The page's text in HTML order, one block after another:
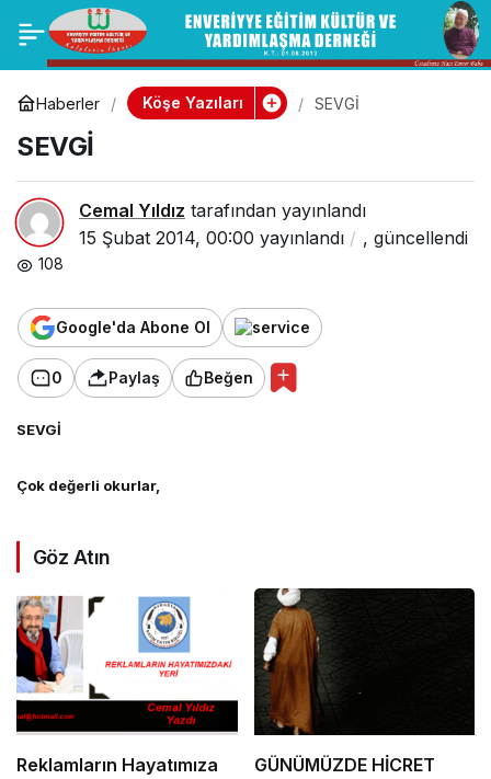
Haberler Köşe Yazıları SEVGİ
SEVGİ
Cemal Yıldız tarafından yayınlandı
15 Şubat 2014, 00:00 yayınlandı , güncellendi
108
Google'da Abone Ol
0 Paylaş Beğen
SEVGİ
Çok değerli okurlar,
Göz Atın
Reklamların Hayatımıza
GÜNÜMÜZDE HİCRET
BÖBREK TAŞI
DÜŞÜRMEK, BÖBREK
TAŞI TEDAVİSİ
0 Paylaş